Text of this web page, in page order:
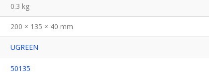
0.3 kg
200 × 135 × 40 mm
UGREEN
50135